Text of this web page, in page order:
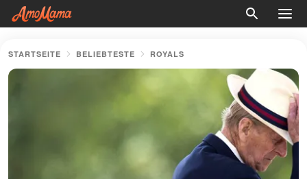
STARTSEITE BELIEBTESTE ROYALS